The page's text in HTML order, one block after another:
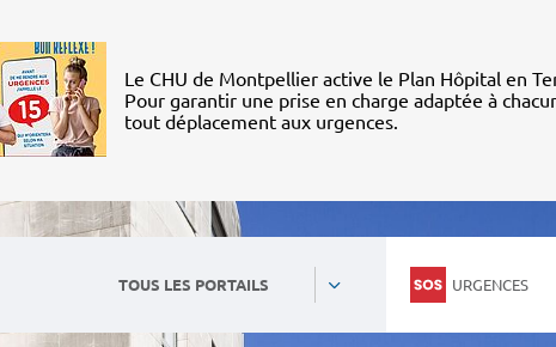
Le CHU de Montpellier active le Plan Hôpital en
Pour garantir une prise en charge adaptée à
tout déplacement aux urgences.
TOUS LES PORTAILS URGENCES